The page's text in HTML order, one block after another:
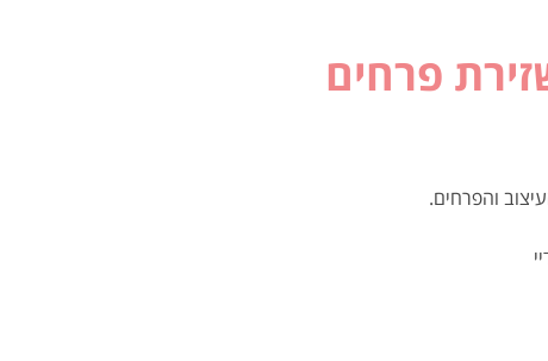
פרחים